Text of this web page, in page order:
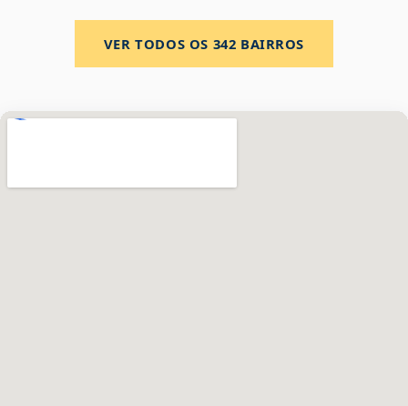
VER TODOS OS 342 BAIRROS